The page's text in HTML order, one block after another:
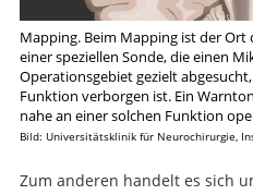
Mapping. Beim Mapping ist der
einer speziellen Sonde, die einen
Operationsgebiet gezielt
Funktion verborgen ist. Ein
nahe an einer solchen Funktion
Bild: Universitätsklinik für Neurochirurgie,
Zum anderen handelt es sich